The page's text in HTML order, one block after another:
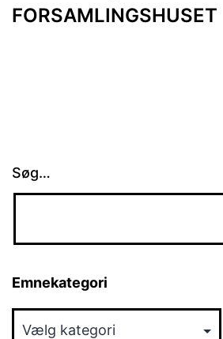
FORSAMLINGSHUSET
Søg…
Emnekategori